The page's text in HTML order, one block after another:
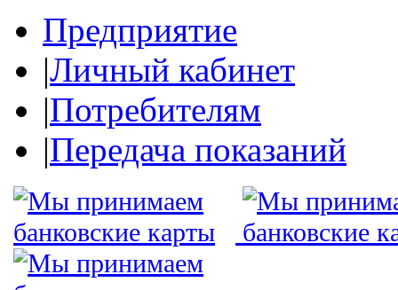
Предприятие
|Личный кабинет
|Потребителям
|Передача показаний